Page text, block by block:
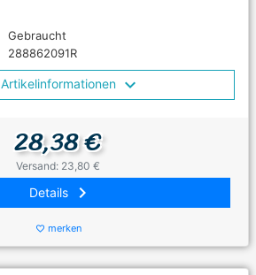
Gebraucht
288862091R
Artikelinformationen
28,38 €
Versand: 23,80 €
Details keyboard_arrow_right
favorite_border merken